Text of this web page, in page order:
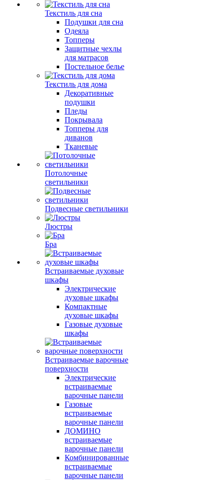
Текстиль для сна
Подушки для сна
Одеяла
Топперы
Защитные чехлы
для матрасов
Постельное белье
Текстиль для дома
Декоративные
подушки
Пледы
Покрывала
Топперы для
диванов
Тканевые
Потолочные
светильники
Подвесные светильники
Люстры
Бра
Встраиваемые духовые
шкафы
Электрические
духовые шкафы
Компактные
духовые шкафы
Газовые духовые
шкафы
Встраиваемые варочные
поверхности
Электрические
встраиваемые
варочные панели
Газовые
встраиваемые
варочные панели
ДОМИНО
встраиваемые
варочные панели
Комбинированные
встраиваемые
варочные панели